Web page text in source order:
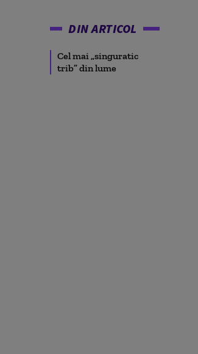
DIN ARTICOL
Cel mai „singuratic
trib” din lume